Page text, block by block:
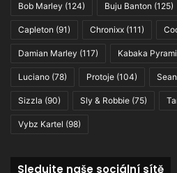
Bob Marley (124) Buju Banton (125)
Capleton (91) Chronixx (111)
Damian Marley (117) Kabaka
Luciano (78) Protoje (104)
Sizzla (90) Sly & Robbie (75)
Vybz Kartel (98)
Sledujte naše sociální sítě